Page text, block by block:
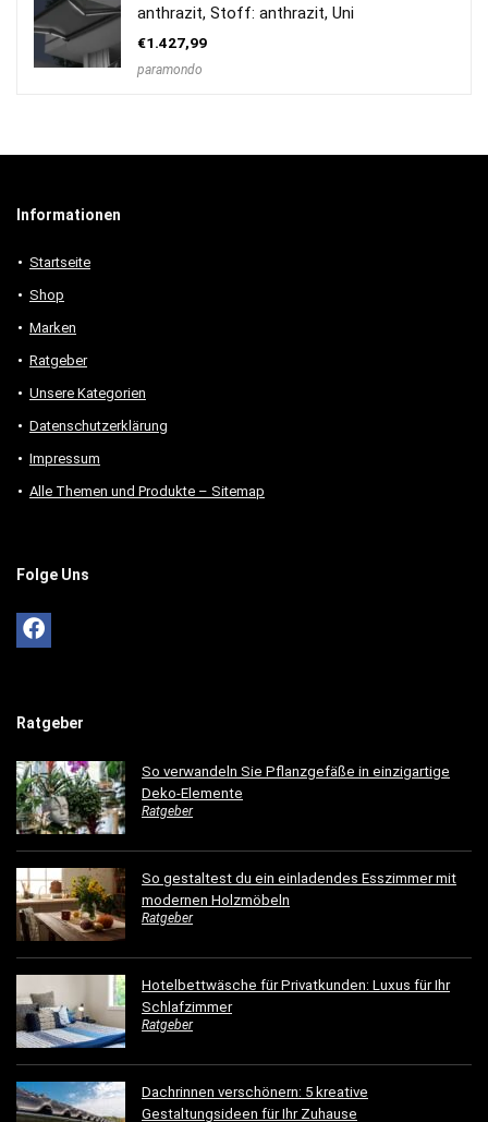
anthrazit, Stoff: anthrazit, Uni
€1.427,99
paramondo
Informationen
Startseite
Shop
Marken
Ratgeber
Unsere Kategorien
Datenschutzerklärung
Impressum
Alle Themen und Produkte – Sitemap
Folge Uns
Ratgeber
So verwandeln Sie Pflanzgefäße in einzigartige
Deko-Elemente
Ratgeber
So gestaltest du ein einladendes Esszimmer mit
modernen Holzmöbeln
Ratgeber
Hotelbettwäsche für Privatkunden: Luxus für Ihr
Schlafzimmer
Ratgeber
Dachrinnen verschönern: 5 kreative
Gestaltungsideen für Ihr Zuhause